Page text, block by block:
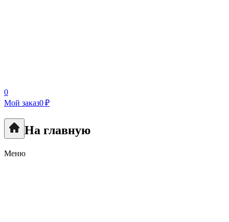
0
Мой заказ0 ₽
На главную
Меню